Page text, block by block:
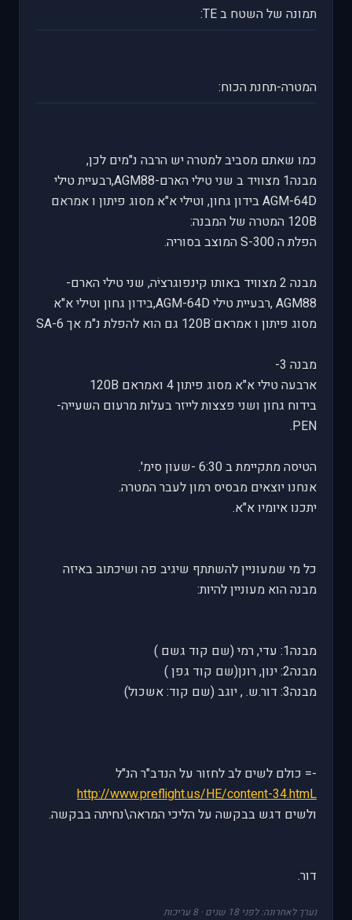
תמונה של השטח ב TE:
המטרה-תחנת הכוח:
כמו שאתם מסביב למטרה יש הרבה נ"מים לכן,
מבנה1 מצוויד ב שני טילי הארם-AGM88,רבעיית טילי
AGM-64D בידון גחון, וטילי א"א מסוג פיתון ו אמראם
120B המטרה של המבנה:
הפלת ה S-300 המוצב בסוריה.
מבנה 2 מצוויד באותו קינפוגרציהׁ, שני טילי הארם-
AGM88 ,רבעיית טילי AGM-64D,בידון גחון וטילי א"א
מסוג פיתון ו אמראם 120Bׂ גם הוא להפלת נ"מ אך SA-6
מבנה 3-
ארבעה טילי א"א מסוג פיתון 4 ואמראם 120B
בידוח גחון ושני פצצות לייזר בעלות מרעום השעייה-
PEN.
הטיסה מתקיימת ב 6:30 -שעון סימ'.
אנחנו יוצאים מבסיס רמון לעבר המטרה.
יתכנו איומיו א"א.
כל מי שמעוניין להשתתף שיגיב פה ושיכתוב באיזה
מבנה הוא מעוניין להיות:
מבנה1: עדי, רמי (שם קוד גשם )
מבנה2: ינון, רונן(שם קוד גפן )
מבנה3: דור.ש. , יוגב (שם קוד: אשכול)
-= כולם לשים לב לחזור על הנדב"ר הנ"ל
http://www.preflight.us/HE/content-34.htmL
ולשים דגש בבקשה על הליכי המראה\נחיתה בבקשה.
דור.
נערך לאחרונה: לפני 18 שנים · 8 עריכות